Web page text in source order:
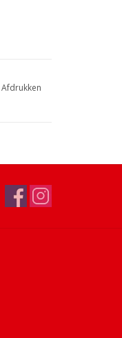
Afdrukken